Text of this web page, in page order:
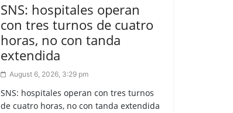
SNS: hospitales operan
con tres turnos de cuatro
horas, no con tanda
extendida
August 6, 2026, 3:29 pm
SNS: hospitales operan con tres turnos
de cuatro horas, no con tanda extendida